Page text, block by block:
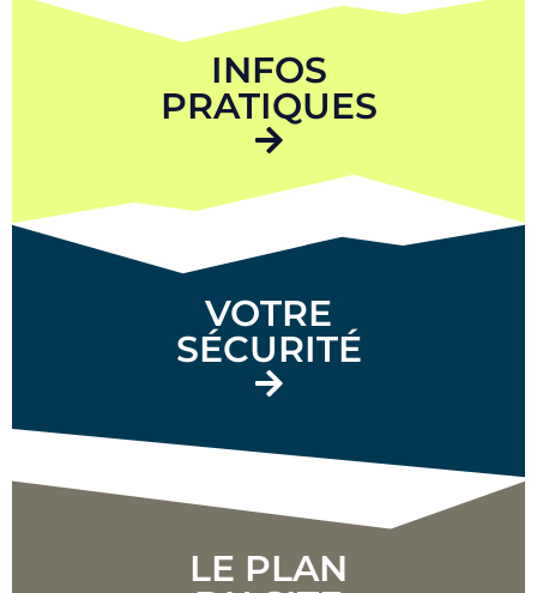
INFOS
PRATIQUES
VOTRE
SÉCURITÉ
LE PLAN